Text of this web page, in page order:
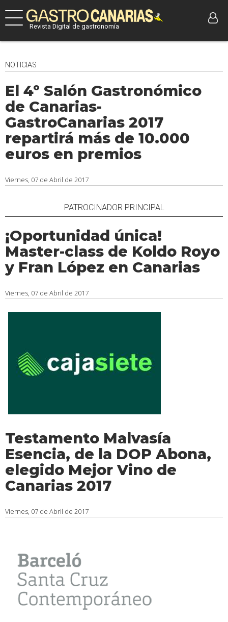
Revista Digital de gastronomía
NOTICIAS
El 4º Salón Gastronómico
de Canarias-
GastroCanarias 2017
repartirá más de 10.000
euros en premios
Viernes, 07 de Abril de 2017
PATROCINADOR PRINCIPAL
¡Oportunidad única!
Master-class de Koldo Royo
y Fran López en Canarias
Viernes, 07 de Abril de 2017
Testamento Malvasía
Esencia, de la DOP Abona,
elegido Mejor Vino de
Canarias 2017
Viernes, 07 de Abril de 2017